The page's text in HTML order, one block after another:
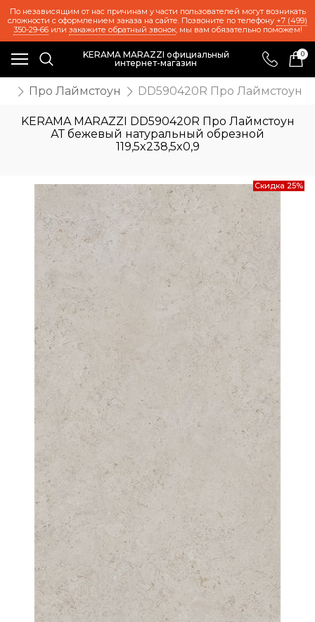
По независящим от нас причинам у части пользователей могут возникать
сложности с оформлением заказа на сайте. Позвоните по телефону +7 (499)
350-29-66или закажите обратный звонок, мы вам обязательно поможем!
KERAMA MARAZZI официальный
интернет-магазин
0
Про Лаймстоун DD590420R Про Лаймстоун
KERAMA MARAZZI DD590420R Про Лаймстоун
АТ бежевый натуральный обрезной
119,5x238,5x0,9
Скидка 25%